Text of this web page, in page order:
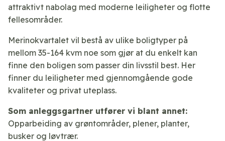
attraktivt nabolag med moderne leiligheter og flotte
fellesområder.
Merinokvartalet vil bestå av ulike boligtyper på
mellom 35-164 kvm noe som gjør at du enkelt kan
finne den boligen som passer din livsstil best. Her
finner du leiligheter med gjennomgående gode
kvaliteter og privat uteplass.
Som anleggsgartner utfører vi blant annet:
Opparbeiding av grøntområder, plener, planter,
busker og løvtrær.